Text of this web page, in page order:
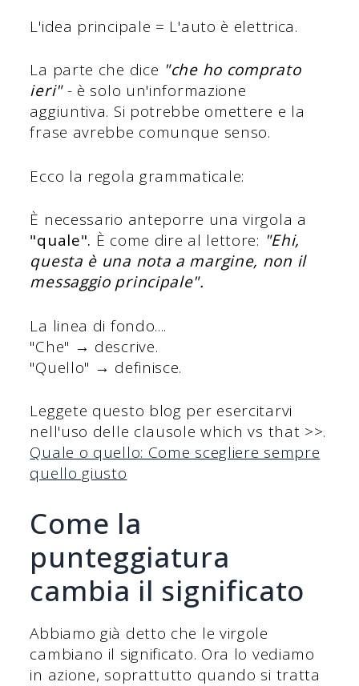
L'idea principale = L'auto è elettrica.
La parte che dice "che ho comprato
ieri"- è solo un'informazione
aggiuntiva. Si potrebbe omettere e la
frase avrebbe comunque senso.
Ecco la regola grammaticale:
È necessario anteporre una virgola a
"quale". È come dire al lettore: "Ehi,
questa è una nota a margine, non il
messaggio principale".
La linea di fondo....
"Che" → descrive.
"Quello" → definisce.
Leggete questo blog per esercitarvi
nell'uso delle clausole which vs that >>.
Quale o quello: Come scegliere sempre
quello giusto
Come la
punteggiatura
cambia il significato
Abbiamo già detto che le virgole
cambiano il significato. Ora lo vediamo
in azione, soprattutto quando si tratta